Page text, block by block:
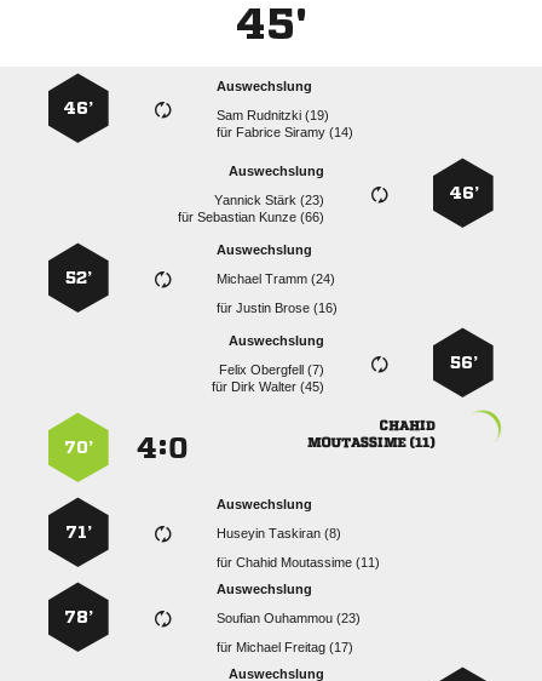
45'
Auswechslung
  
für   
46’
46’
Auswechslung
  
für  
Auswechslung
  
für  
52’
56’
Auswechslung
  
für   

 
:
70’
Auswechslung
  
für  
71’
Auswechslung
  
für   
78’
Auswechslung